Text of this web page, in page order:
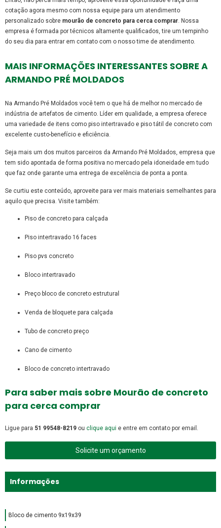
cotação agora mesmo com nossa equipe para um atendimento
personalizado sobre mourão de concreto para cerca comprar. Nossa
empresa é formada por técnicos altamente qualificados, tire um tempinho
do seu dia para entrar em contato com o nosso time de atendimento.
MAIS INFORMAÇÕES INTERESSANTES SOBRE A
ARMANDO PRÉ MOLDADOS
Na Armando Pré Moldados você tem o que há de melhor no mercado de
indústria de artefatos de cimento. Líder em qualidade, a empresa oferece
uma variedade de itens como piso intertravado e piso tátil de concreto com
excelente custo-benefício e eficiência.
Seja mais um dos muitos parceiros da Armando Pré Moldados, empresa que
tem sido apontada de forma positiva no mercado pela idoneidade em tudo
que faz onde garante uma entrega de excelência de ponta a ponta.
Se curtiu este conteúdo, aproveite para ver mais materiais semelhantes para
aquilo que precisa. Visite também:
piso de concreto para calçada
piso intertravado 16 faces
piso pvs concreto
bloco intertravado
preço bloco de concreto estrutural
venda de bloquete para calçada
tubo de concreto preço
cano de cimento
bloco de concreto intertravado
Para saber mais sobre Mourão de concreto
para cerca comprar
Ligue para 51 99548-8219 ou clique aqui e entre em contato por email.
Solicite um orçamento
Informações
Bloco de cimento 9x19x39